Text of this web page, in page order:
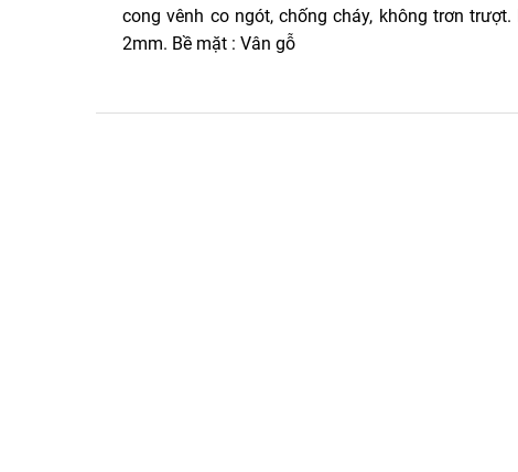
cong vênh co ngót, chống cháy, không trơn
2mm. Bề mặt : Vân gỗ